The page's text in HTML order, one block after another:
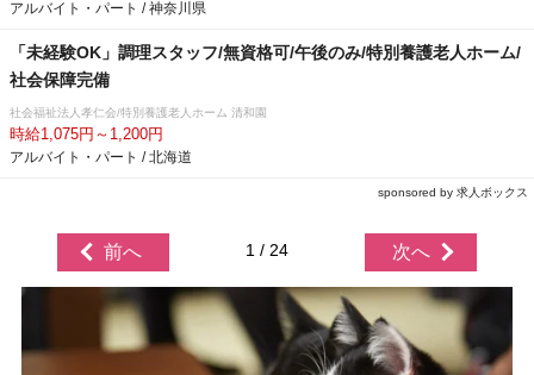
アルバイト・パート / 神奈川県
「未経験OK」調理スタッフ/無資格可/午後のみ/特別養護老人ホーム/
社会保障完備
社会福祉法人孝仁会/特別養護老人ホーム 清和園
時給1,075円～1,200円
アルバイト・パート / 北海道
sponsored by 求人ボックス
前へ 1 / 24 次へ